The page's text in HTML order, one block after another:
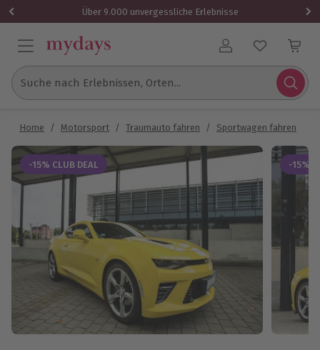
Über 9.000 unvergessliche Erlebnisse
Benutzerkonto
Suche nach Erlebnissen, Orten...
Home / Motorsport / Traumauto fahren / Sportwagen fahren
-15% CLUB DEAL -15%